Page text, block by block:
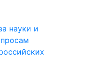
науки и